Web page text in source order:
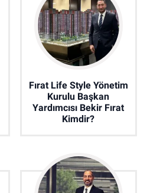
Fırat Life Style Yönetim
Kurulu Başkan
Yardımcısı Bekir Fırat
Kimdir?